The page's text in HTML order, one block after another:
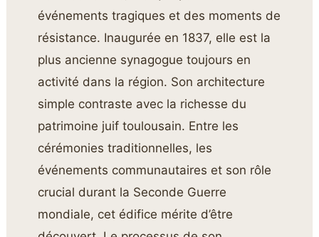
événements tragiques et des moments de
résistance. Inaugurée en 1837, elle est la
plus ancienne synagogue toujours en
activité dans la région. Son architecture
simple contraste avec la richesse du
patrimoine juif toulousain. Entre les
cérémonies traditionnelles, les
événements communautaires et son rôle
crucial durant la Seconde Guerre
mondiale, cet édifice mérite d’être